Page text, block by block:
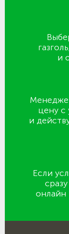
и
цену с
и
Если
онлайн